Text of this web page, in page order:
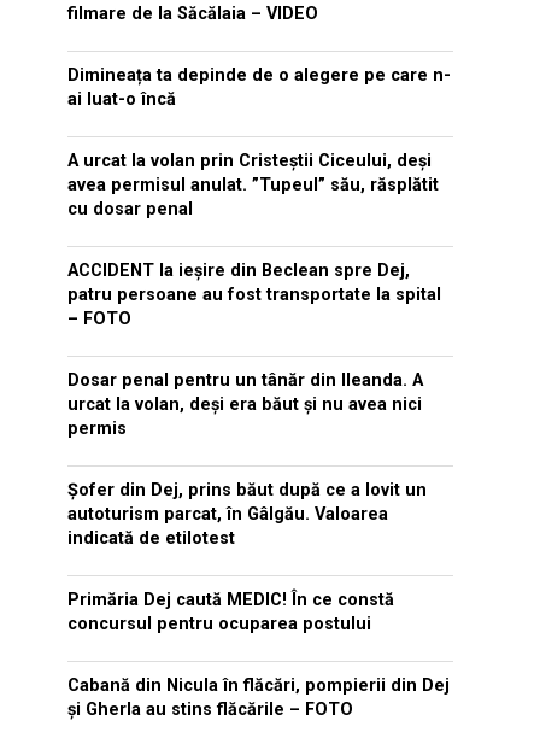
filmare de la Săcălaia – VIDEO
Dimineața ta depinde de o alegere pe care n-
ai luat-o încă
A urcat la volan prin Cristeștii Ciceului, deși
avea permisul anulat. ”Tupeul” său, răsplătit
cu dosar penal
ACCIDENT la ieșire din Beclean spre Dej,
patru persoane au fost transportate la spital
– FOTO
Dosar penal pentru un tânăr din Ileanda. A
urcat la volan, deși era băut și nu avea nici
permis
Șofer din Dej, prins băut după ce a lovit un
autoturism parcat, în Gâlgău. Valoarea
indicată de etilotest
Primăria Dej caută MEDIC! În ce constă
concursul pentru ocuparea postului
Cabană din Nicula în flăcări, pompierii din Dej
și Gherla au stins flăcările – FOTO